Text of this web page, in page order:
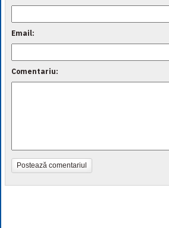
Email:
Comentariu:
Postează comentariul